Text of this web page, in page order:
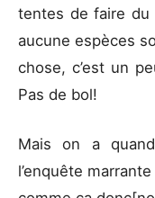
tentes de faire du
aucune espèces
chose, c’est un
Pas de bol!
Mais on a
l’enquête